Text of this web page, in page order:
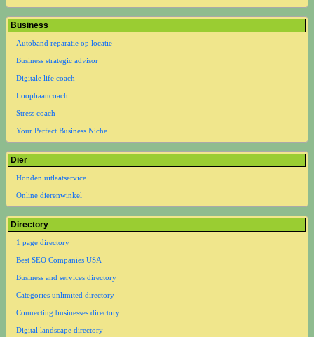
Business
Autoband reparatie op locatie
Business strategic advisor
Digitale life coach
Loopbaancoach
Stress coach
Your Perfect Business Niche
Dier
Honden uitlaatservice
Online dierenwinkel
Directory
1 page directory
Best SEO Companies USA
Business and services directory
Categories unlimited directory
Connecting businesses directory
Digital landscape directory